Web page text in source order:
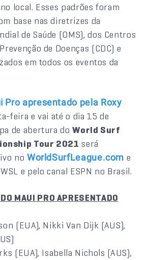
local. Esses padrões foram
base nas diretrizes da
de Saúde (OMS), dos Centros
de Doenças (CDC) e
em todos os eventos da
Pro apresentado pela Roxy
feira e vai até o dia 15 de
de abertura doWorld Surf
Tour 2021 será
no WorldSurfLeague.com e
e pelo canal ESPN no Brasil.
MAUI PRO APRESENTADO
(EUA), Nikki Van Dijk (AUS),
(EUA), Isabella Nichols (AUS),